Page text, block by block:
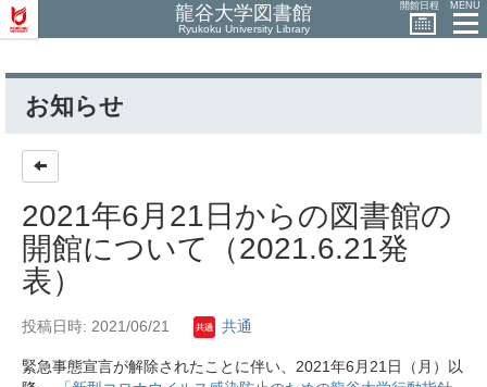
龍谷大学図書館
Ryukoku University Library
開館日程 MENU
お知らせ
2021年6月21日からの図書館の
開館について（2021.6.21発
表）
投稿日時: 2021/06/21 共通
緊急事態宣言が解除されたことに伴い、2021年6月21日（月）以